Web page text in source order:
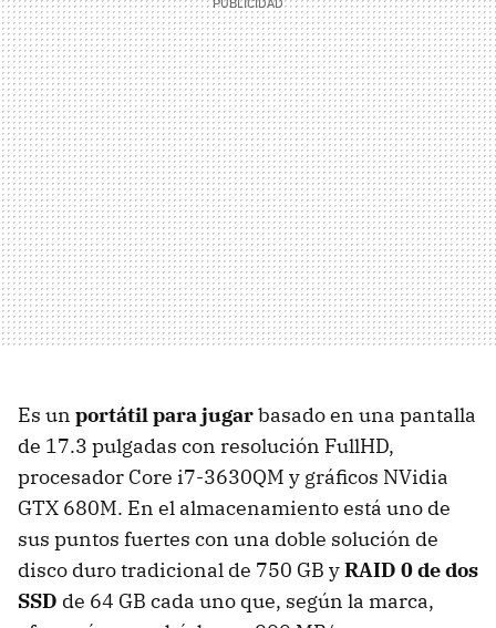
Es un portátil para jugarbasado en una pantalla
de 17.3 pulgadas con resolución FullHD,
procesador Core i7-3630QM y gráficos NVidia
GTX 680M. En el almacenamiento está uno de
sus puntos fuertes con una doble solución de
disco duro tradicional de 750 GB yRAID 0 de dos
SSD de 64 GB cada uno que, según la marca,